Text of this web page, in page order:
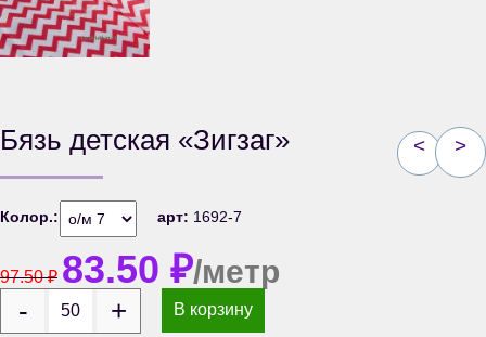
< >
Бязь детская «Зигзаг»
Колор.: арт: 1692-7
97.50₽ 83.50 ₽/метр
В корзину